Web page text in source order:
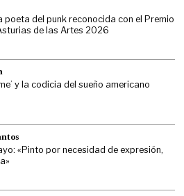
poeta del punk reconocida con el Premio
de las Artes 2026
y la codicia del sueño americano
«Pinto por necesidad de expresión,